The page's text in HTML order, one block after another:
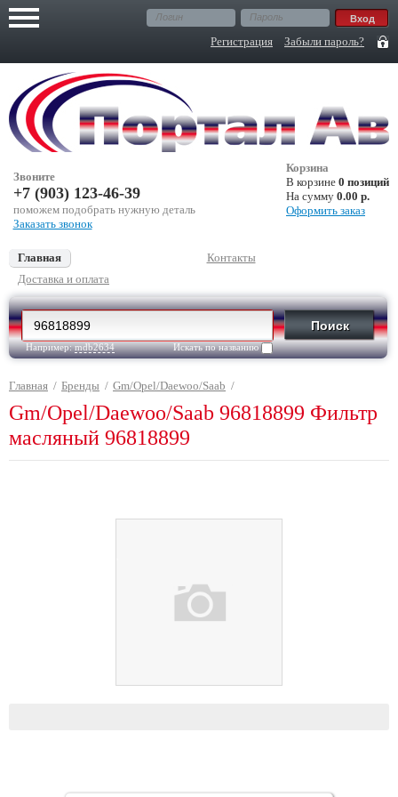
Регистрация Забыли пароль?
Корзина
В корзине 0 позиций
На сумму 0.00 р.
Оформить заказ
Звоните
+7 (903) 123-46-39
поможем подобрать нужную деталь
Заказать звонок
Главная
Контакты
Доставка и оплата
Например:mdb2634 Искать по названию
Главная / Бренды / Gm/Opel/Daewoo/Saab /
Gm/Opel/Daewoo/Saab 96818899 Фильтр
масляный 96818899